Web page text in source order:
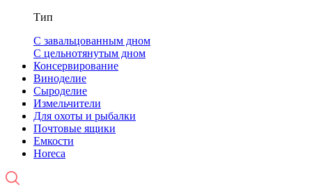
Тип
С завальцованным дном
С цельнотянутым дном
Консервирование
Виноделие
Сыроделие
Измельчители
Для охоты и рыбалки
Почтовые ящики
Емкости
Horeca